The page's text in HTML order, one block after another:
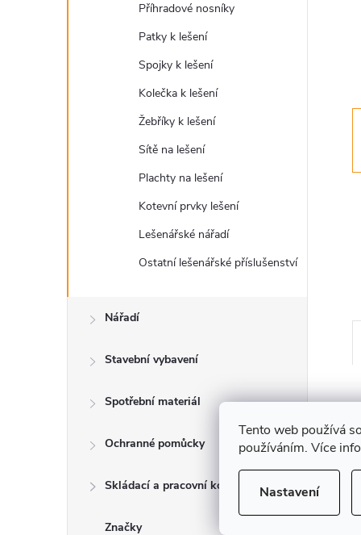
Tento web používá
používáním. Více
Nastavení
l
Příhradové nosníky
Patky k lešení
Spojky k lešení
Kolečka k lešení
Žebříky k lešení
Sítě na lešení
Plachty na lešení
Kotevní prvky lešení
Lešenářské nářadí
Ostatní lešenářské příslušenství
Nářadí
Stavební vybavení
Spotřební materiál
Ochranné pomůcky
Skládací a pracovní kozy
Značky